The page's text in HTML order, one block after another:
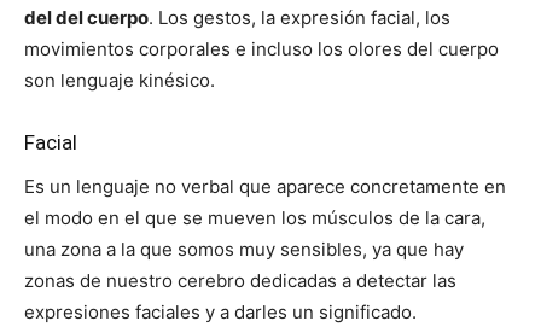
del del cuerpo. Los gestos, la expresión facial, los
movimientos corporales e incluso los olores del cuerpo
son lenguaje kinésico.
Facial
Es un lenguaje no verbal que aparece concretamente en
el modo en el que se mueven los músculos de la cara,
una zona a la que somos muy sensibles, ya que hay
zonas de nuestro cerebro dedicadas a detectar las
expresiones faciales y a darles un significado.